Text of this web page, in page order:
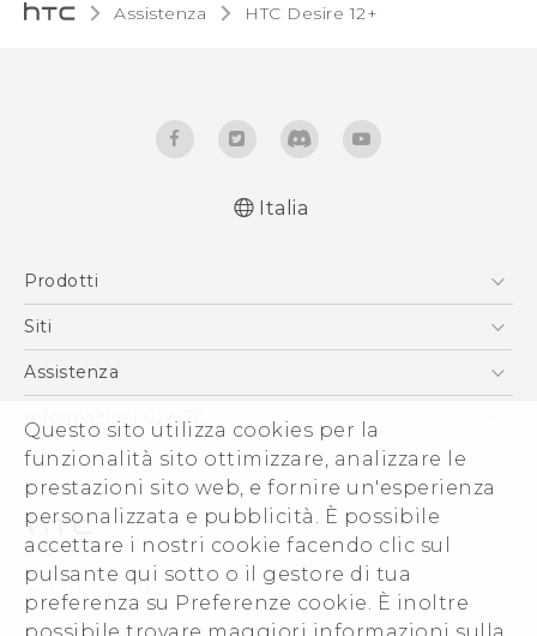
Questo sito utilizza cookies per la
funzionalità sito ottimizzare, analizzare le
prestazioni sito web, e fornire un'esperienza
personalizzata e pubblicità. È possibile
accettare i nostri cookie facendo clic sul
pulsante qui sotto o il gestore di tua
preferenza su Preferenze cookie. È inoltre
Assistenza HTC Desire 12+‎
normativa
Safety and regulatory guide
Italia
Prodotti
Smartphone
Vive
Accessori
Siti
HTC VIVE
Assistenza
Ecommerce Assistenza
Informazioni su HTC
ESG
Uffici Commerciali
Investitori (Inglese)
Cookie Preferences
Lavora con noi
© 2011-2026 HTC Corporation
Termini legali